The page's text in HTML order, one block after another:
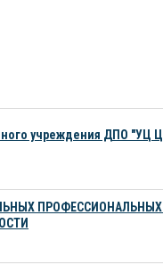
учреждения ДПО "УЦ
ПРОФЕССИОНАЛЬНЫХ